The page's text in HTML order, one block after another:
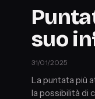
suo
31/01/2025
La puntata più
la possibilità di